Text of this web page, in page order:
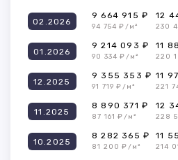
02.2026
9 664 915 ₽
94 754 ₽/м²
12
230
01.2026
9 214 093 ₽
90 334 ₽/м²
11
220
12.2025
9 355 353 ₽
91 719 ₽/м²
11
221
11.2025
8 890 371 ₽
87 161 ₽/м²
12
228
10.2025
8 282 365 ₽
81 200 ₽/м²
11
214